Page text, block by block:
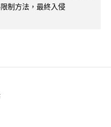
制方法，最終入侵